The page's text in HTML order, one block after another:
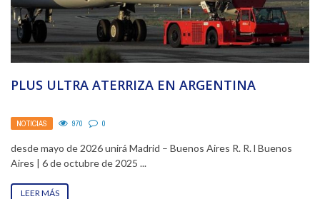
PLUS ULTRA ATERRIZA EN ARGENTINA
NOTICIAS 970 0
desde mayo de 2026 unirá Madrid – Buenos Aires R. R. l Buenos
Aires | 6 de octubre de 2025 ...
LEER MÁS